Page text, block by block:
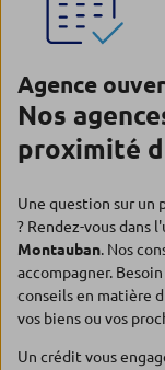
Agence
Nos
proximité
Une question sur un
? Rendez-vous dans
Montauban. Nos
accompagner.
conseils en matière
vos biens ou vos
Un crédit vous